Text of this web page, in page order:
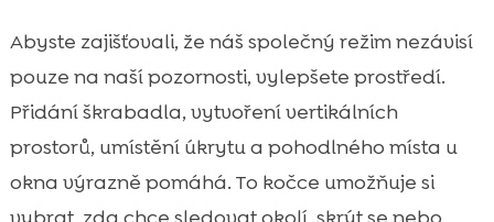
Abyste zajišťovali, že náš společný režim nezávisí
pouze na naší pozornosti, vylepšete prostředí.
Přidání škrabadla, vytvoření vertikálních
prostorů, umístění úkrytu a pohodlného místa u
okna výrazně pomáhá. To kočce umožňuje si